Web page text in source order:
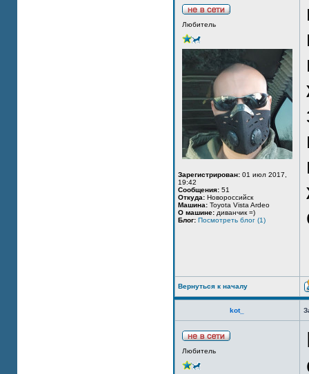
Любитель
Зарегистрирован: 01 июл 2017,
19:42
Сообщения: 51
Откуда: Новороссийск
Машина: Toyota Vista Ardeo
О машине: диванчик =)
Блог: Посмотреть блог (1)
Вернуться к началу
kot_
Любитель